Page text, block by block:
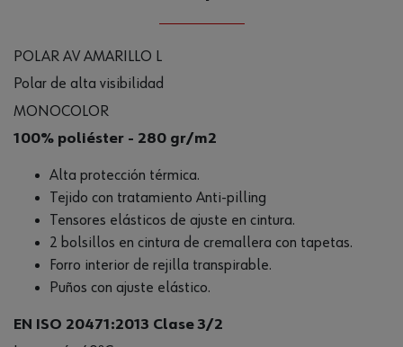
POLAR AV AMARILLO L
Polar de alta visibilidad
MONOCOLOR
100% poliéster - 280 gr/m2
Alta protección térmica.
Tejido con tratamiento Anti-pilling
Tensores elásticos de ajuste en cintura.
2 bolsillos en cintura de cremallera con tapetas.
Forro interior de rejilla transpirable.
Puños con ajuste elástico.
EN ISO 20471:2013 Clase 3/2